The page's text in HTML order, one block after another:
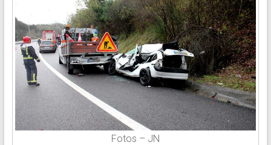
Fotos – JN